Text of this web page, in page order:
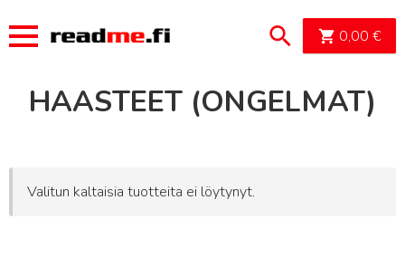
0,00 €
HAASTEET (ONGELMAT)
Valitun kaltaisia tuotteita ei löytynyt.